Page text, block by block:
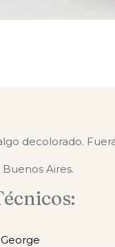
decolorado.
Aires.